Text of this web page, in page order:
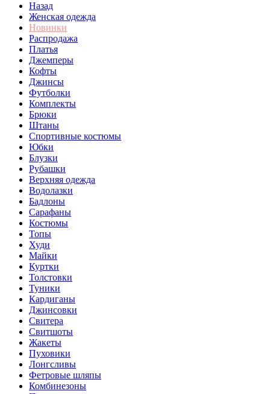
Назад
Женская одежда
Новинки
Распродажа
Платья
Джемперы
Кофты
Джинсы
Футболки
Комплекты
Брюки
Штаны
Спортивные костюмы
Юбки
Блузки
Рубашки
Верхняя одежда
Водолазки
Бадлоны
Сарафаны
Костюмы
Топы
Худи
Майки
Куртки
Толстовки
Туники
Кардиганы
Джинсовки
Свитера
Свитшоты
Жакеты
Пуховики
Лонгсливы
Фетровые шляпы
Комбинезоны